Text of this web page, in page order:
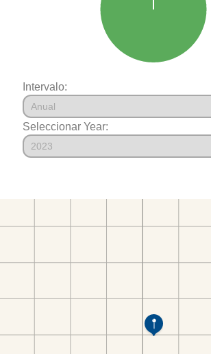
Intervalo:
Seleccionar Year: